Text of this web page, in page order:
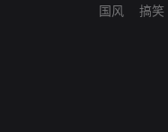
国风
搞笑